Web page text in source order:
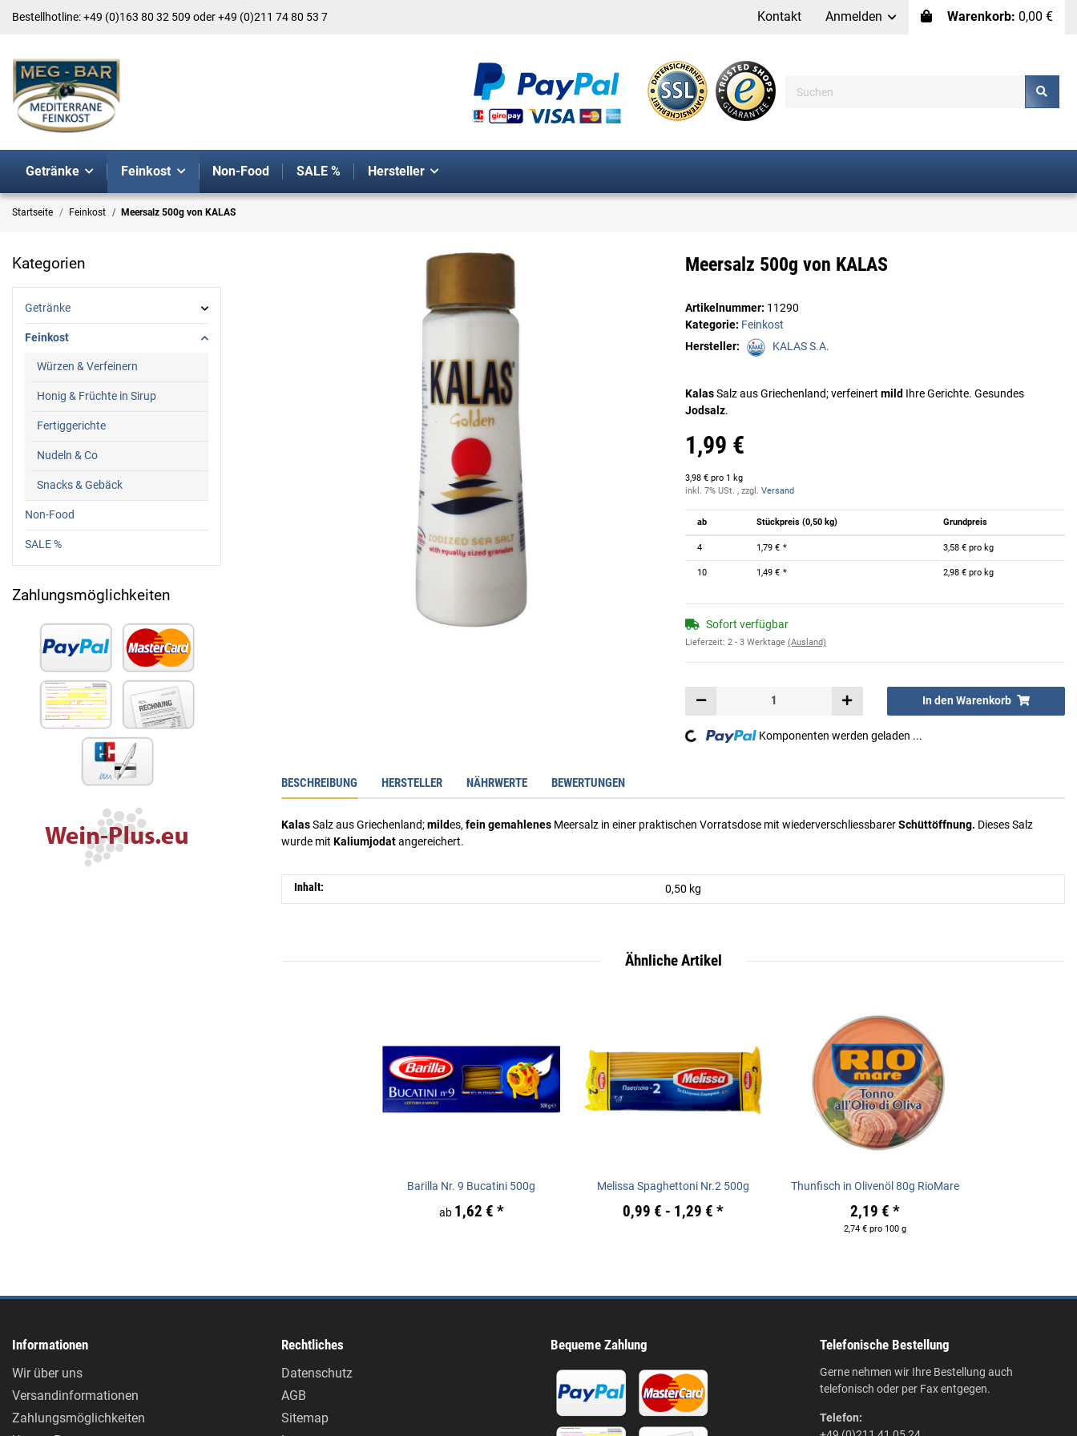
Bestellhotline: +49 (0)163 80 32 509 oder +49 (0)211 74 80 53 7 Kontakt Anmelden Warenkorb: 0,00 €
Getränke Feinkost Non-Food SALE % Hersteller
Startseite Feinkost Meersalz 500g von KALAS
Meersalz 500g von KALAS
Artikelnummer: 11290
Kategorie: Feinkost
Hersteller:
KALAS S.A.
KalasSalz aus Griechenland; verfeinert mild Ihre Gerichte. Gesundes
Jodsalz.
1,99 €
3,98 € pro 1 kg
inkl. 7% USt. , zzgl. Versand
ab Stückpreis (0,50 kg) Grundpreis
4 1,79 € * 3,58 € pro kg
10 1,49 € * 2,98 € pro kg
Sofort verfügbar
Lieferzeit: 2 - 3 Werktage (Ausland)
In den Warenkorb
Loading... Komponenten werden geladen ...
BESCHREIBUNG HERSTELLER NÄHRWERTE BEWERTUNGEN
KalasSalz aus Griechenland;mildes, fein gemahlenes Meersalz in einer praktischen Vorratsdose mit wiederverschliessbarerSchüttöffnung. Dieses Salz
wurde mit Kaliumjodatangereichert.
Inhalt: 0,50 kg
Ähnliche Artikel
Barilla Nr. 9 Bucatini 500g
ab 1,62 € *
Melissa Spaghettoni Nr.2 500g
0,99 € - 1,29 € *
Thunfisch in Olivenöl 80g RioMare
2,19 € *
2,74 € pro 100 g
Kategorien
Getränke
Feinkost
Würzen & Verfeinern
Honig & Früchte in Sirup
Fertiggerichte
Nudeln & Co
Snacks & Gebäck
Non-Food
SALE %
Zahlungsmöglichkeiten
Informationen
Wir über uns
Versandinformationen
Zahlungsmöglichkeiten
Rechtliches
Datenschutz
AGB
Sitemap
Bequeme Zahlung Telefonische Bestellung
Gerne nehmen wir Ihre Bestellung auch
telefonisch oder per Fax entgegen.
Telefon: